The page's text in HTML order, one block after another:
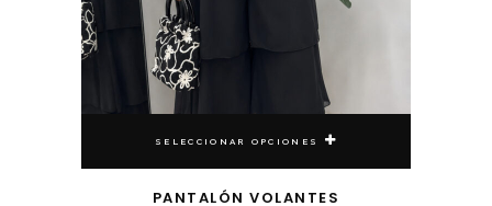
SELECCIONAR OPCIONES
PANTALÓN VOLANTES